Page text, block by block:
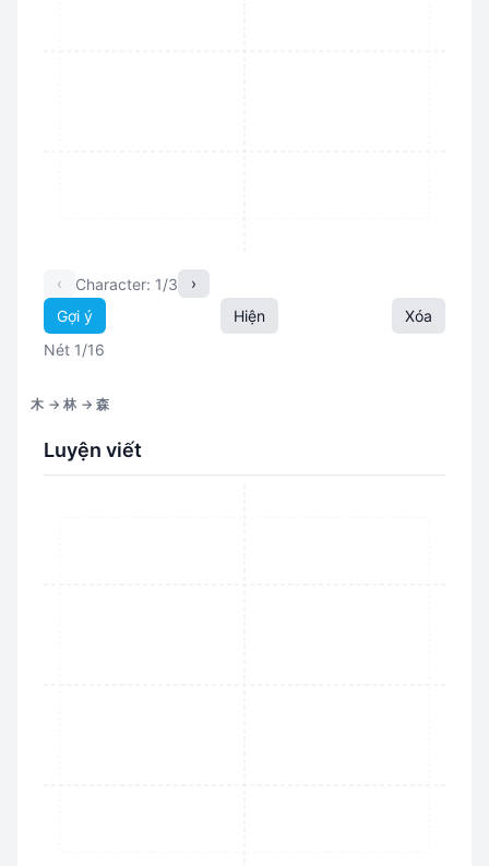
‹ Character: 1/3
›
Gợi ý
Hiện
Xóa
Nét 1/16
木 → 林 → 森
Luyện viết